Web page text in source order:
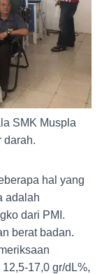
SMK Muspla
darah.
hal yang
adalah
dari PMI.
berat badan.
17,0 gr/dL%,